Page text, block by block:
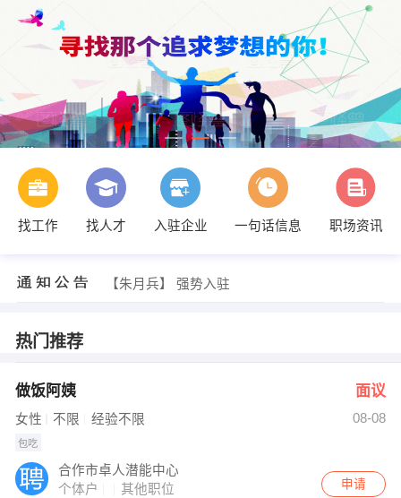
找工作 找人才 入驻企业 一句话信息
职场资讯
【朱月兵】 强势入驻
发布 [招标代理专员 ] 招聘信息
热门推荐
做饭阿姨 面议
女性 不限 经验不限 08-08
包吃
合作市卓人潜能中心
个体户
其他职位 申请